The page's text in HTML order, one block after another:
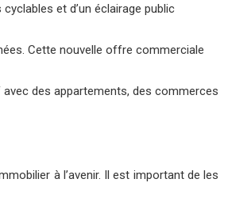
et d’un éclairage public
Cette nouvelle offre commerciale
avec des appartements, des commerces
à l’avenir. Il est important de les